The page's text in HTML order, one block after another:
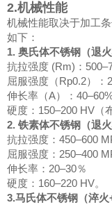
2.机械性能
机械性能取决于加工
如下：
1. 奥氏体不锈钢（退火
抗拉强度 (Rm)：
屈服强度（Rp0.2）：
伸长率（A）：
硬度：150–200 HV（
2. 铁素体不锈钢（退火
抗拉强度：450–600
屈服强度：250–400
伸长率：20–30％
硬度：160–220 HV。
3.马氏体不锈钢（淬火